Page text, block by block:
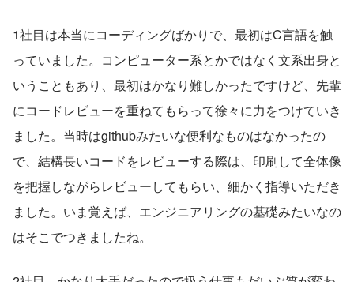
1社目は本当にコーディングばかりで、最初はC言語を触
っていました。コンピューター系とかではなく文系出身と
いうこともあり、最初はかなり難しかったですけど、先輩
にコードレビューを重ねてもらって徐々に力をつけていき
ました。当時はgithubみたいな便利なものはなかったの
で、結構長いコードをレビューする際は、印刷して全体像
を把握しながらレビューしてもらい、細かく指導いただき
ました。いま覚えば、エンジニアリングの基礎みたいなの
はそこでつきましたね。